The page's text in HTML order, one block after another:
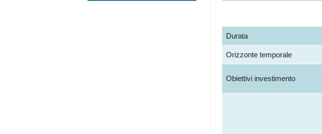
Durata
Orizzonte temporale
Obiettivi investimento